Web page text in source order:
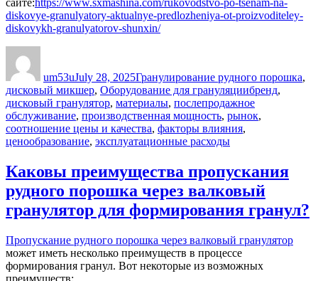
сайте:https://www.sxmashina.com/rukovodstvo-po-tsenam-na-
diskovye-granulyatory-aktualnye-predlozheniya-ot-proizvoditeley-
diskovykh-granulyatorov-shunxin/
um53uJuly 28, 2025Гранулирование рудного порошка,
дисковый микшер, Оборудование для грануляцииTags
бренд,
дисковый гранулятор, материалы, послепродажное
обслуживание, производственная мощность, рынок,
соотношение цены и качества, факторы влияния,
ценообразование, эксплуатационные расходы
Каковы преимущества пропускания
рудного порошка через валковый
гранулятор для формирования гранул?
Пропускание рудного порошка через валковый гранулятор
может иметь несколько преимуществ в процессе
формирования гранул. Вот некоторые из возможных
преимуществ: